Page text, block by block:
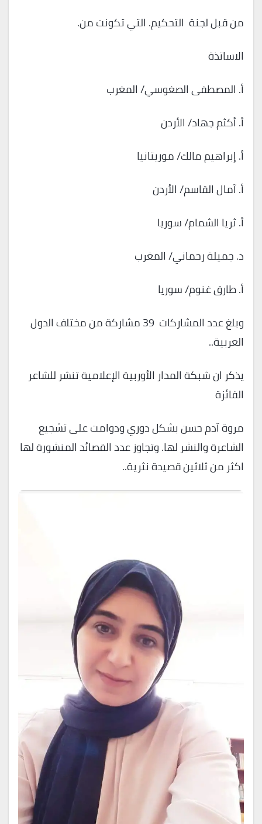
من قبل لجنة التحكيم. التي تكونت من.
الاساتذة
أ. المصطفى الصغوسي/ المغرب
أ. أكثم جهاد/ الأردن
أ. إبراهيم مالك/ موريتانيا
أ. آمال القاسم/ الأردن
أ. ثريا الشمام/ سوريا
د. جميلة رحماني/ المغرب
أ. طارق غنوم/ سوريا
وبلغ عدد المشاركات 39 مشاركة من مختلف الدول
العربية..
يذكر ان شبكة المدار الأوربية الإعلامية تنشر للشاعر
الفائزة
مروة آدم حسن بشكل دوري ودوامت على تشجيع
الشاعرة والنشر لها. وتجاوز عدد القصائد المنشورة لها
اكثر من ثلاثين قصيدة نثرية..